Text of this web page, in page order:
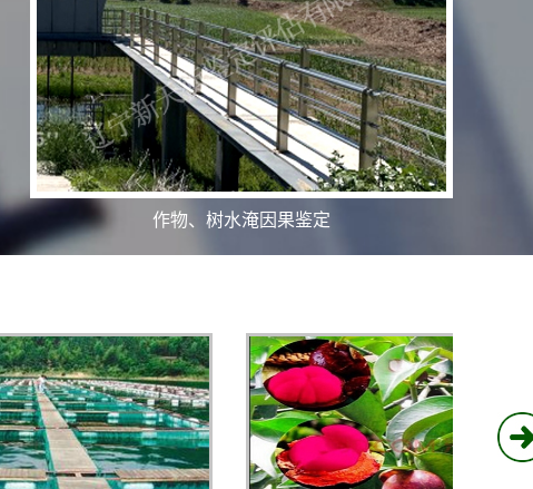
作物、树水淹因果鉴定